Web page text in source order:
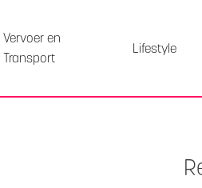
Vervoer en
Transport
Lifestyle